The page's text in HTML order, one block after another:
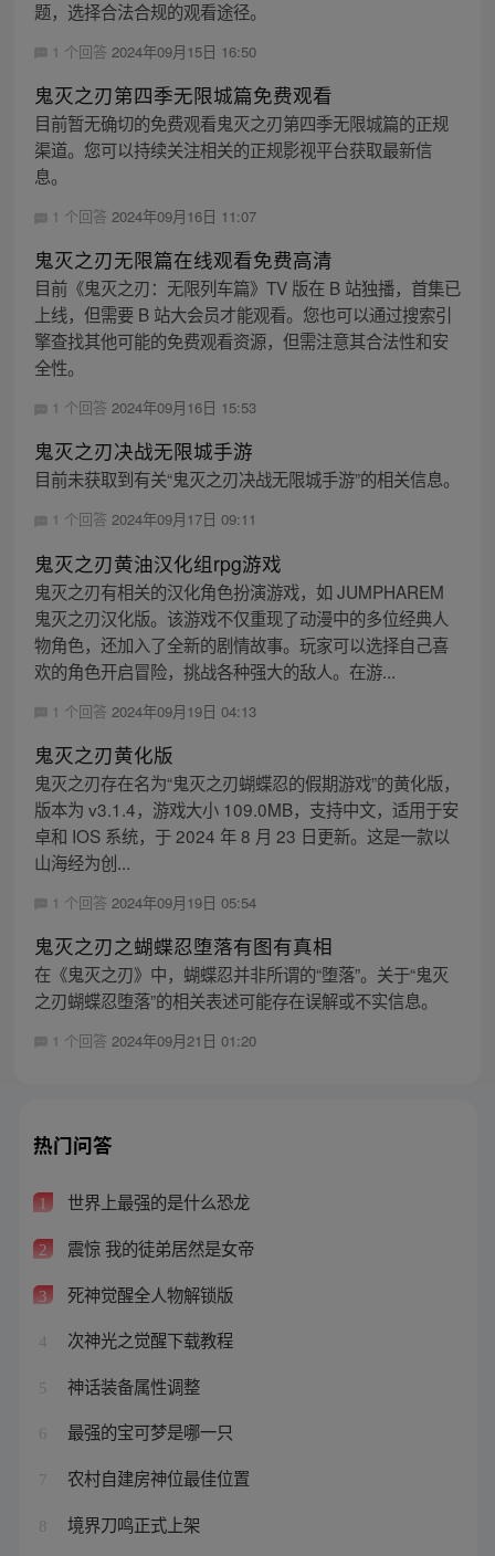
题，选择合法合规的观看途径。
1 个回答 2024年09月15日 16:50
鬼灭之刃第四季无限城篇免费观看
目前暂无确切的免费观看鬼灭之刃第四季无限城篇的正规
渠道。您可以持续关注相关的正规影视平台获取最新信
息。
1 个回答 2024年09月16日 11:07
鬼灭之刃无限篇在线观看免费高清
目前《鬼灭之刃：无限列车篇》TV 版在 B 站独播，首集已
上线，但需要 B 站大会员才能观看。您也可以通过搜索引
擎查找其他可能的免费观看资源，但需注意其合法性和安
全性。
1 个回答 2024年09月16日 15:53
鬼灭之刃决战无限城手游
目前未获取到有关“鬼灭之刃决战无限城手游”的相关信息。
1 个回答 2024年09月17日 09:11
鬼灭之刃黄油汉化组rpg游戏
鬼灭之刃有相关的汉化角色扮演游戏，如 JUMPHAREM
鬼灭之刃汉化版。该游戏不仅重现了动漫中的多位经典人
物角色，还加入了全新的剧情故事。玩家可以选择自己喜
欢的角色开启冒险，挑战各种强大的敌人。在游...
1 个回答 2024年09月19日 04:13
鬼灭之刃黄化版
鬼灭之刃存在名为“鬼灭之刃蝴蝶忍的假期游戏”的黄化版，
版本为 v3.1.4，游戏大小 109.0MB，支持中文，适用于安
卓和 IOS 系统，于 2024 年 8 月 23 日更新。这是一款以
山海经为创...
1 个回答 2024年09月19日 05:54
鬼灭之刃之蝴蝶忍堕落有图有真相
在《鬼灭之刃》中，蝴蝶忍并非所谓的“堕落”。关于“鬼灭
之刃蝴蝶忍堕落”的相关表述可能存在误解或不实信息。
1 个回答 2024年09月21日 01:20
热门问答
1 世界上最强的是什么恐龙
2 震惊 我的徒弟居然是女帝
3 死神觉醒全人物解锁版
4 次神光之觉醒下载教程
5 神话装备属性调整
6 最强的宝可梦是哪一只
7 农村自建房神位最佳位置
8 境界刀鸣正式上架